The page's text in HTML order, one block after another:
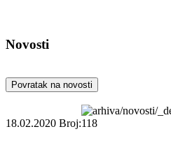
Novosti
Povratak na novosti
18.02.2020 Broj:118